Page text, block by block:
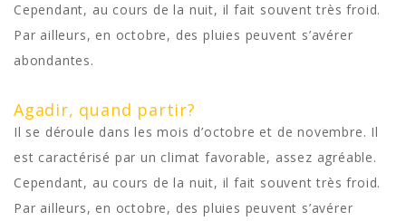
Cependant, au cours de la nuit, il fait souvent très froid.
Par ailleurs, en octobre, des pluies peuvent s’avérer
abondantes.
Agadir, quand partir?
Il se déroule dans les mois d’octobre et de novembre. Il
est caractérisé par un climat favorable, assez agréable.
Cependant, au cours de la nuit, il fait souvent très froid.
Par ailleurs, en octobre, des pluies peuvent s’avérer